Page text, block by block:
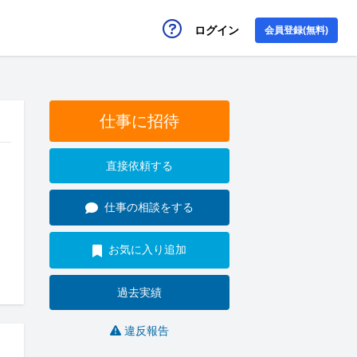
ログイン 会員登録(無料)
仕事に招待
直接依頼する
仕事の相談をする
お気に入り追加
過去実績
違反報告